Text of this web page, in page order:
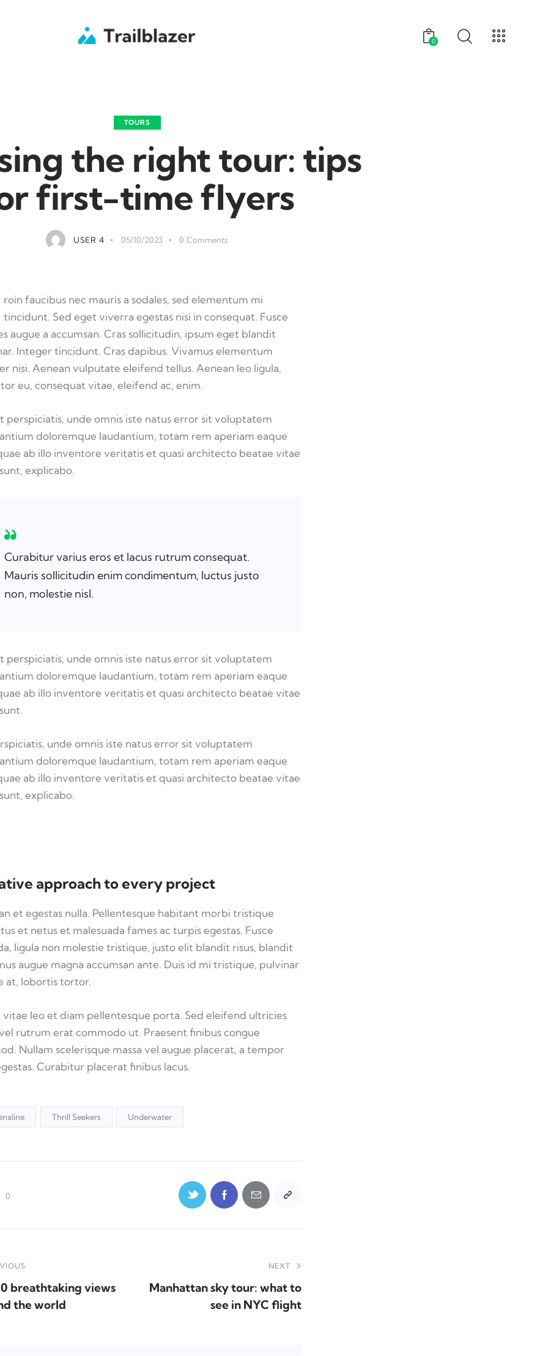
0
TOURS
the right tour: tips
first-time flyers
USER 4 05/10/2023 0 Comments
roin faucibus nec mauris a sodales, sed elementum mi
tincidunt. Sed eget viverra egestas nisi in consequat. Fusce
augue a accumsan. Cras sollicitudin, ipsum eget blandit
Integer tincidunt. Cras dapibus. Vivamus elementum
nisi. Aenean vulputate eleifend tellus. Aenean leo ligula,
eu, consequat vitae, eleifend ac, enim.
perspiciatis, unde omnis iste natus error sit voluptatem
doloremque laudantium, totam rem aperiam eaque
ab illo inventore veritatis et quasi architecto beatae vitae
explicabo.
Curabitur varius eros et lacus rutrum consequat.
Mauris sollicitudin enim condimentum, luctus justo
non, molestie nisl.
perspiciatis, unde omnis iste natus error sit voluptatem
doloremque laudantium, totam rem aperiam eaque
ab illo inventore veritatis et quasi architecto beatae vitae
unde omnis iste natus error sit voluptatem
doloremque laudantium, totam rem aperiam eaque
ab illo inventore veritatis et quasi architecto beatae vitae
explicabo.
approach to every project
et egestas nulla. Pellentesque habitant morbi tristique
et netus et malesuada fames ac turpis egestas. Fusce
ligula non molestie tristique, justo elit blandit risus, blandit
augue magna accumsan ante. Duis id mi tristique, pulvinar
at, lobortis tortor.
vitae leo et diam pellentesque porta. Sed eleifend ultricies
rutrum erat commodo ut. Praesent finibus congue
Nullam scelerisque massa vel augue placerat, a tempor
Curabitur placerat finibus lacus.
Thrill Seekers Underwater
0
breathtaking views
the world
NEXT
Manhattan sky tour: what to
see in NYC flight